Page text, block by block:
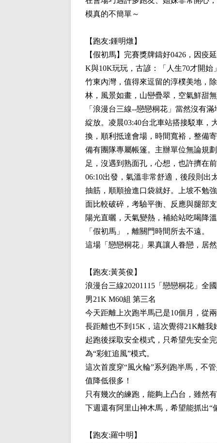
模真的不簡單～
【跑友:鍾明燉】
【假初馬】完賽獎牌鑄好0426，因疫
K與10K玩玩，古諺：「人生70才開始
竹東內灣，值得來逗留的淳樸美地，
林，風景如畫，山巒疊翠，空氣鮮甜
「浪漫台三線--戀戀桐花」當然沒有
綻放。凌晨03:40台北車站搭接駁車，
換，順利抵達會場，時間寬裕，整備
備有團隊專屬帳篷。主辦單位無論規
足，沒遇到熟面孔，心想，也許擠在
06:10出發，氣溫非常舒適，後段則出
抽筋，順順撿進口袋就好。上坡不勉
面比較破碎，考驗平衡、反應與腿部
陽光直曬，天氣變熱，補給站吃喝降
「假初馬」，離關門時間所去不遠。
這場「戀戀桐花」果真讓人眷戀，居
【跑友:黃英俊 】
浪漫台三線20201115「戀戀桐花」全
男21K M60組 第三名
今天距離上次跑半馬已是10個月，從
長距離也不到15K，這次覺得21K離我
起跑後採取安全模式，只希望先安全
為“彩虹追風”模式。
這次首度穿“風火輪”系列跑半馬，不
值降低很多！
只有幾次的練跑，能夠上凸台，雖然
下週還有阿里山神木馬，希望能抓出“
【跑友:羅中明 】